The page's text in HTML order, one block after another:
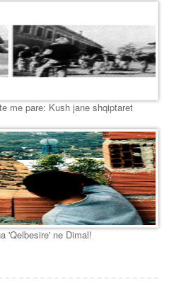
me pare: Kush jane shqiptaret
'Qelbesire' ne Dimal!